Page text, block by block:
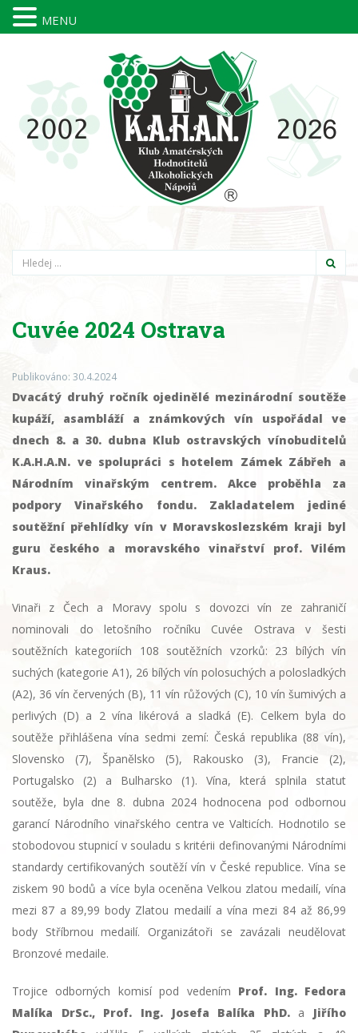
Hledání
Cuvée 2024 Ostrava
Publikováno: 30.4.2024
Dvacátý druhý ročník ojedinělé mezinárodní soutěže
kupáží, asambláží a známkových vín uspořádal ve
dnech 8. a 30. dubna Klub ostravských vínobuditelů
K.A.H.A.N. ve spolupráci s hotelem Zámek Zábřeh a
Národním vinařským centrem. Akce proběhla za
podpory Vinařského fondu. Zakladatelem jediné
soutěžní přehlídky vín v Moravskoslezském kraji byl
guru českého a moravského vinařství prof. Vilém
Kraus.
Vinaři z Čech a Moravy spolu s dovozci vín ze zahraničí
nominovali do letošního ročníku Cuvée Ostrava v šesti
soutěžních kategoriích 108 soutěžních vzorků: 23 bílých vín
suchých (kategorie A1), 26 bílých vín polosuchých a polosladkých
(A2), 36 vín červených (B), 11 vín růžových (C), 10 vín šumivých a
perlivých (D) a 2 vína likérová a sladká (E). Celkem byla do
soutěže přihlášena vína sedmi zemí: Česká republika (88 vín),
Slovensko (7), Španělsko (5), Rakousko (3), Francie (2),
Portugalsko (2) a Bulharsko (1). Vína, která splnila statut
soutěže, byla dne 8. dubna 2024 hodnocena pod odbornou
garancí Národního vinařského centra ve Valticích. Hodnotilo se
stobodovou stupnicí v souladu s kritérii definovanými Národními
standardy certifikovaných soutěží vín v České republice. Vína se
ziskem 90 bodů a více byla oceněna Velkou zlatou medailí, vína
mezi 87 a 89,99 body Zlatou medailí a vína mezi 84 až 86,99
body Stříbrnou medailí. Organizátoři se zavázali neudělovat
Bronzové medaile.
Trojice odborných komisí pod vedením Prof. Ing. Fedora
Malíka DrSc., Prof. Ing. Josefa Balíka PhD. a Jiřího
MENU